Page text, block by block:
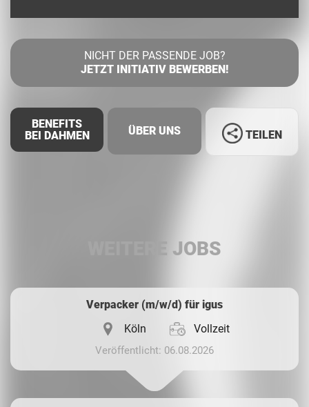
NICHT DER PASSENDE JOB?
JETZT INITIATIV BEWERBEN!
BENEFITS
BEI DAHMEN
ÜBER UNS TEILEN
WEITERE JOBS
Verpacker (m/w/d) für igus
Köln
Vollzeit
Veröffentlicht: 06.08.2026